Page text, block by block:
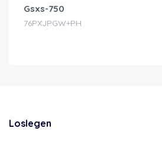
Gsxs-750
76PXJPGW+PH
Loslegen